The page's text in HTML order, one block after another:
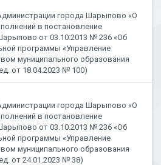
города Шарыпово «О
в постановление
от 03.10.2013 № 236 «Об
программы «Управление
муниципального образования
от 18.04.2023 № 100)
города Шарыпово «О
в постановление
от 03.10.2013 № 236 «Об
программы «Управление
муниципального образования
от 24.01.2023 № 38)